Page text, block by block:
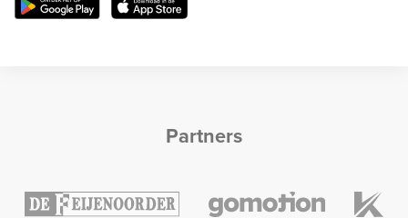
Partners